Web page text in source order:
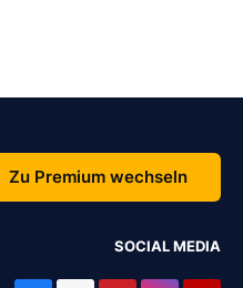
Zu Premium wechseln
SOCIAL MEDIA